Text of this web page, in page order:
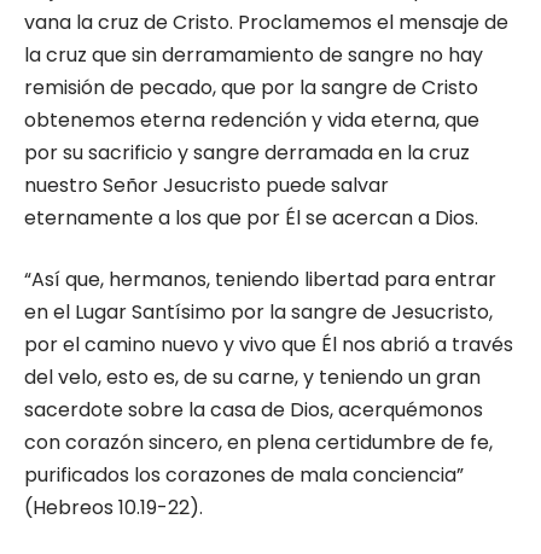
vana la cruz de Cristo. Proclamemos el mensaje de
la cruz que sin derramamiento de sangre no hay
remisión de pecado, que por la sangre de Cristo
obtenemos eterna redención y vida eterna, que
por su sacrificio y sangre derramada en la cruz
nuestro Señor Jesucristo puede salvar
eternamente a los que por Él se acercan a Dios.
“Así que, hermanos, teniendo libertad para entrar
en el Lugar Santísimo por la sangre de Jesucristo,
por el camino nuevo y vivo que Él nos abrió a través
del velo, esto es, de su carne, y teniendo un gran
sacerdote sobre la casa de Dios, acerquémonos
con corazón sincero, en plena certidumbre de fe,
purificados los corazones de mala conciencia”
(Hebreos 10.19-22).